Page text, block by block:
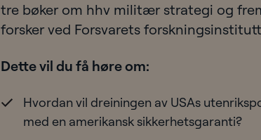
tre bøker om hhv militær strategi og
forsker ved Forsvarets
Dette vil du få høre om:
Hvordan vil dreiningen av USAs
med en amerikansk sikkerhetsgaranti?